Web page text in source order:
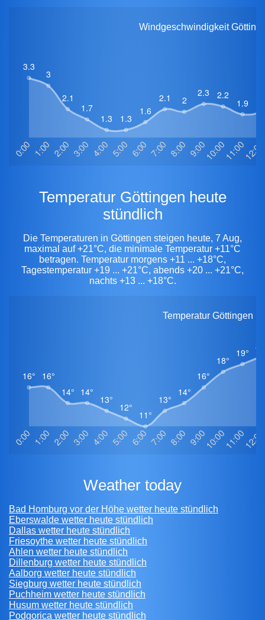
Windgeschwindigkeit
Temperatur Göttingen heute
stündlich
Die Temperaturen in Göttingen steigen heute, 7 Aug,
maximal auf +21°C, die minimale Temperatur +11°C
betragen. Temperatur morgens +11 ... +18°C,
Tagestemperatur +19 ... +21°C, abends +20 ... +21°C,
nachts +13 ... +18°C.
Temperatur Göttingen
weather today
Bad Homburg vor der Höhe wetter heute stündlich
Eberswalde wetter heute stündlich
Dallas wetter heute stündlich
Friesoythe wetter heute stündlich
Ahlen wetter heute stündlich
Dillenburg wetter heute stündlich
Aalborg wetter heute stündlich
Siegburg wetter heute stündlich
Puchheim wetter heute stündlich
Husum wetter heute stündlich
Podgorica wetter heute stündlich